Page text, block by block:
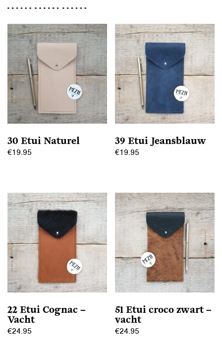
30 Etui Naturel
€19.95
39 Etui Jeansblauw
€19.95
22 Etui Cognac –
Vacht
€24.95
51 Etui croco zwart –
vacht
€24.95